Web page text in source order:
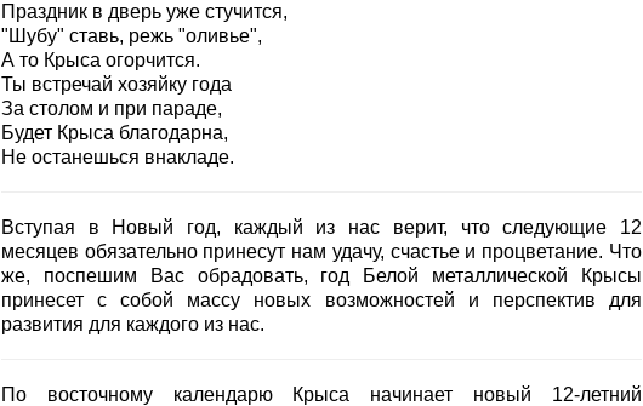
Праздник в дверь уже стучится,
"Шубу" ставь, режь "оливье",
А то Крыса огорчится.
Ты встречай хозяйку года
За столом и при параде,
Будет Крыса благодарна,
Не останешься внакладе.
Вступая в Новый год, каждый из нас верит, что следующие 12
месяцев обязательно принесут нам удачу, счастье и процветание. Что
же, поспешим Вас обрадовать, год Белой металлической Крысы
принесет с собой массу новых возможностей и перспектив для
развития для каждого из нас.
По восточному календарю Крыса начинает новый 12-летний